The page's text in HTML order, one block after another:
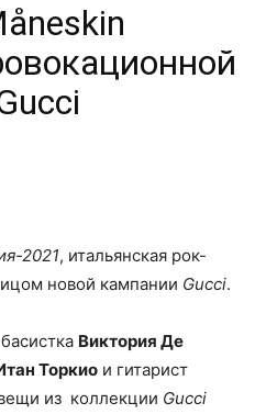
2021, итальянская рок-
новой кампании Gucci.
Виктория Де
Торкио и гитарист
из коллекции Gucci